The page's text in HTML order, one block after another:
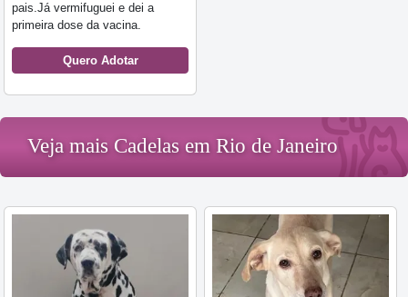
pais.Já vermifuguei e dei a
primeira dose da vacina.
Quero Adotar
Veja mais Cadelas em Rio de Janeiro